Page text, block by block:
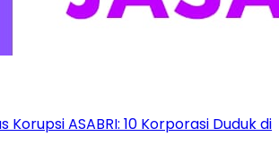
Korupsi ASABRI: 10 Korporasi Duduk di